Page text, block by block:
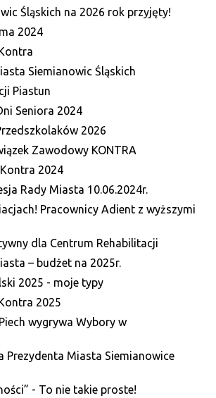
Śląskich na 2026 rok przyjęty!
2024
Siemianowic Śląskich
Piastun
Seniora 2024
2026
Zawodowy KONTRA
2024
Rady Miasta 10.06.2024r.
Pracownicy Adient z wyższymi
dla Centrum Rehabilitacji
– budżet na 2025r.
2025 - moje typy
2025
wygrywa Wybory w
Prezydenta Miasta Siemianowice
- To nie takie proste!